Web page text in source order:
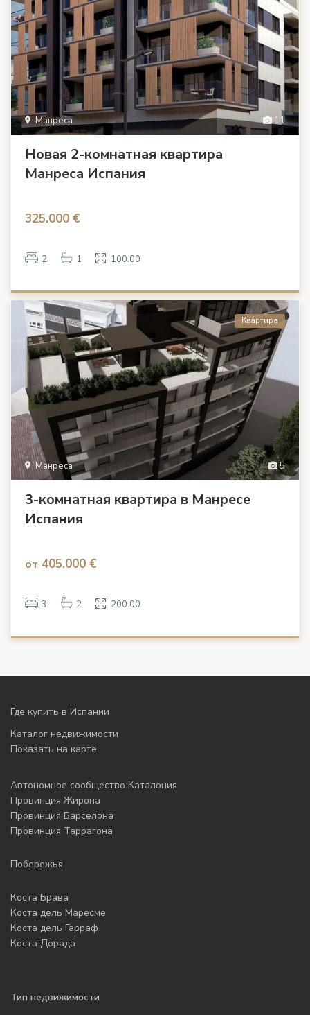
11
Манреса
Новая 2-комнатная квартира
Манреса Испания
325.000 €
2 1 100.00
5
Манреса
Квартира
3-комнатная квартира в Манресе
Испания
от 405.000 €
3 2 200.00
Где купить в Испании
Каталог недвижимости
Показать на карте
Автономное сообщество Каталония
Провинция Жирона
Провинция Барселона
Провинция Таррагона
Побережья
Коста Брава
Коста дель Маресме
Коста дель Гарраф
Коста Дорада
Тип недвижимости